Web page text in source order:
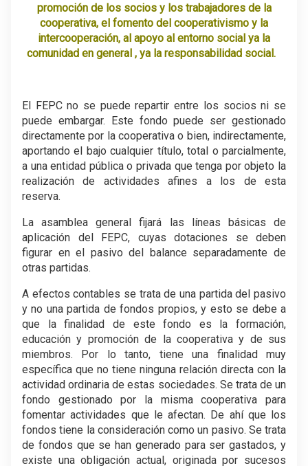
promoción de los socios y los trabajadores de la
cooperativa, el fomento del cooperativismo y la
intercooperación, al apoyo al entorno social ya la
comunidad en general , ya la responsabilidad social.
El FEPC no se puede repartir entre los socios ni se
puede embargar. Este fondo puede ser gestionado
directamente por la cooperativa o bien, indirectamente,
aportando el bajo cualquier título, total o parcialmente,
a una entidad pública o privada que tenga por objeto la
realización de actividades afines a los de esta
reserva.
La asamblea general fijará las líneas básicas de
aplicación del FEPC, cuyas dotaciones se deben
figurar en el pasivo del balance separadamente de
otras partidas.
A efectos contables se trata de una partida del pasivo
y no una partida de fondos propios, y esto se debe a
que la finalidad de este fondo es la formación,
educación y promoción de la cooperativa y de sus
miembros. Por lo tanto, tiene una finalidad muy
específica que no tiene ninguna relación directa con la
actividad ordinaria de estas sociedades. Se trata de un
fondo gestionado por la misma cooperativa para
fomentar actividades que le afectan. De ahí que los
fondos tiene la consideración como un pasivo. Se trata
de fondos que se han generado para ser gastados, y
existe una obligación actual, originada por sucesos